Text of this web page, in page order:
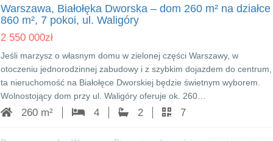
Warszawa, Białołęka Dworska – dom 260 m² na działce
860 m², 7 pokoi, ul. Waligóry
2 550 000zł
Jeśli marzysz o własnym domu w zielonej części Warszawy, w
otoczeniu jednorodzinnej zabudowy i z szybkim dojazdem do centrum,
ta nieruchomość na Białołęce Dworskiej będzie świetnym wyborem.
Wolnostojący dom przy ul. Waligóry oferuje ok. 260…
260 m² 4 2 7